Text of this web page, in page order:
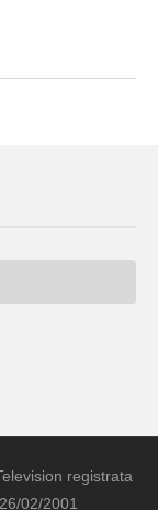
registrata
02/2001